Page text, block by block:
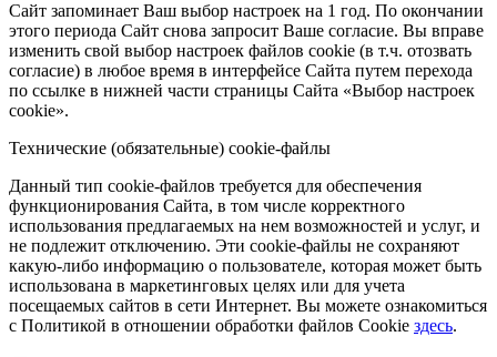
Сайт запоминает Ваш выбор настроек на 1 год. По окончании
этого периода Сайт снова запросит Ваше согласие. Вы вправе
изменить свой выбор настроек файлов cookie (в т.ч. отозвать
согласие) в любое время в интерфейсе Сайта путем перехода
по ссылке в нижней части страницы Сайта «Выбор настроек
cookie».
Технические (обязательные) cookie-файлы
Данный тип cookie-файлов требуется для обеспечения
функционирования Сайта, в том числе корректного
использования предлагаемых на нем возможностей и услуг, и
не подлежит отключению. Эти cookie-файлы не сохраняют
какую-либо информацию о пользователе, которая может быть
использована в маркетинговых целях или для учета
посещаемых сайтов в сети Интернет. Вы можете ознакомиться
с Политикой в отношении обработки файлов Cookie здесь.